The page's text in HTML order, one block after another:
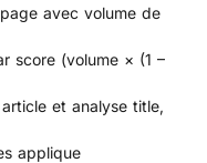
avec volume de
score (volume × (1 –
et analyse title,
applique